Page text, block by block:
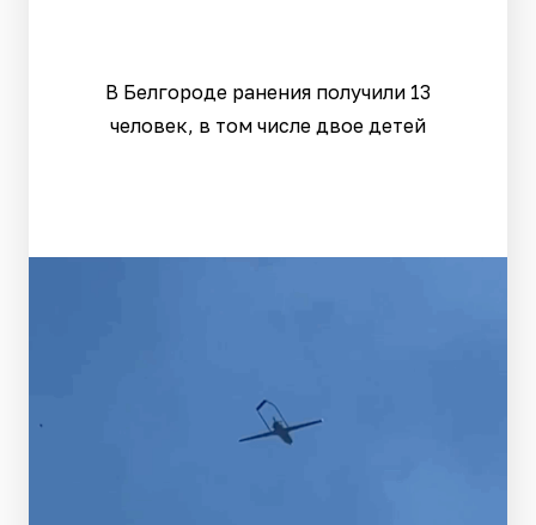
В Белгороде ранения получили 13
человек, в том числе двое детей